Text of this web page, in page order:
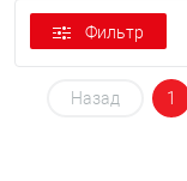
Фильтр
Назад 1